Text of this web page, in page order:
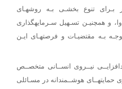
بـرای تنوع بخشـی بـه روشهـای
و همچنیـن تسـهیل سـرمایهگذاری
بـه مقتضیـات و فرصتهـای ایـن
نیــروی انســانی متخصــص
حمایتهــای هوشــمندانه در مسـائلی